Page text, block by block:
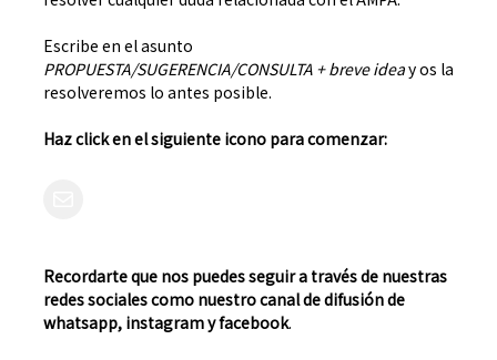
Escribe en el asunto
PROPUESTA/SUGERENCIA/CONSULTA + breve ideay os la
resolveremos lo antes posible.
Haz click en el siguiente icono para comenzar:
Recordarte que nos puedes seguir a través de nuestras
redes sociales como nuestro canal de difusión de
whatsapp, instagram y facebook.